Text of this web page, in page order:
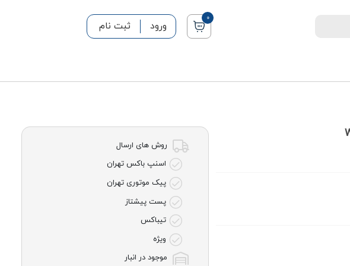
0
ورود ثبت نام
روش های ارسال
اسنپ باکس تهران
پیک موتوری تهران
پست پیشتاز
تیباکس
ویژه
موجود در انبار